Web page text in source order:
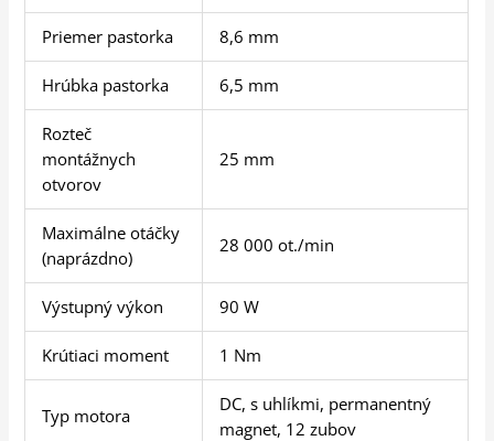
Priemer pastorka 8,6 mm
Hrúbka pastorka 6,5 mm
Rozteč
montážnych
otvorov
25 mm
Maximálne otáčky
(naprázdno)
28 000 ot./min
Výstupný výkon 90 W
Krútiaci moment 1 Nm
Typ motora
DC, s uhlíkmi, permanentný
magnet, 12 zubov